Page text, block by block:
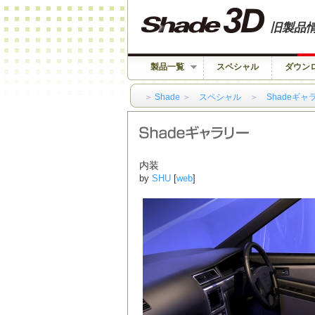
旧製品
製品一覧 スペシャル ダウン
＞ Shade ＞ スペシャル ＞ Shadeギャ
内装
by SHU web